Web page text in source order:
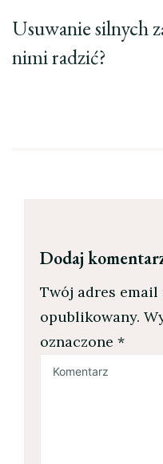
Usuwanie silnych
nimi radzić?
Dodaj
Twój adres email
opublikowany.
oznaczone *